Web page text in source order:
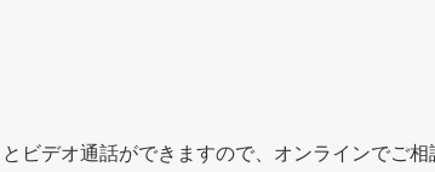
ビデオ通話ができますので、オンラインでご相